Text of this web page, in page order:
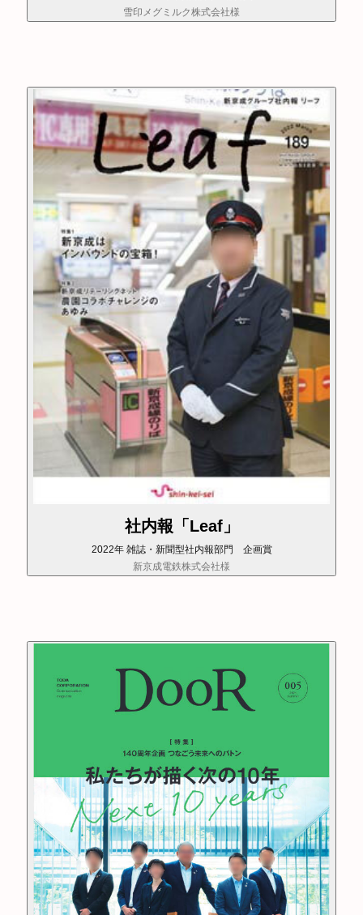
雪印メグミルク株式会社様
社内報「Leaf」
2022年 雑誌・新聞型社内報部門 企画賞
新京成電鉄株式会社様